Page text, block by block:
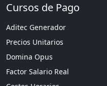
Cursos de Pago
Aditec Generador
Precios Unitarios
Domina Opus
Factor Salario Real